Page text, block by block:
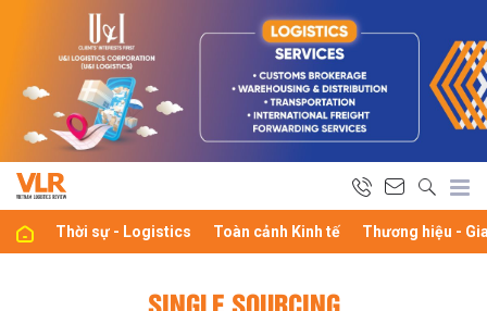
Thời sự - Logistics Toàn cảnh Kinh tế Thương hiệu -
SINGLE SOURCING